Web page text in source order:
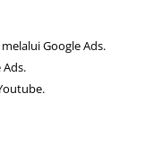
Google Ads.